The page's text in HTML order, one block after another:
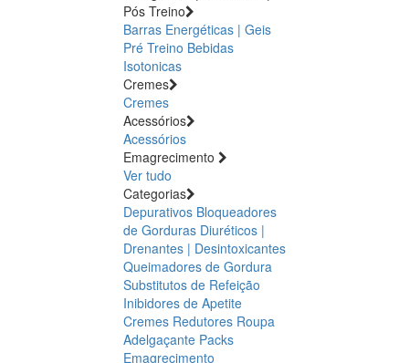
Pós Treino
Barras Energéticas | Geis
Pré Treino Bebidas
Isotonicas
Cremes
Cremes
Acessórios
Acessórios
Emagrecimento
Ver tudo
Categorias
Depurativos Bloqueadores
de Gorduras Diuréticos |
Drenantes | Desintoxicantes
Queimadores de Gordura
Substitutos de Refeição
Inibidores de Apetite
Cremes Redutores Roupa
Adelgaçante Packs
Emagrecimento